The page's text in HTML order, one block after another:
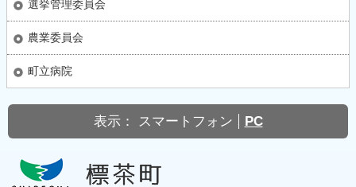
選挙管理委員会
農業委員会
町立病院
表示： スマートフォン PC